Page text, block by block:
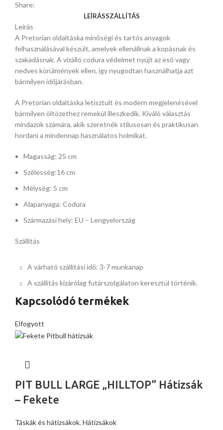
Share:
LEÍRÁSSZÁLLÍTÁS
Leírás
A Pretorian oldaltáska minőségi és tartós anyagok
felhasználásával készült, amelyek ellenállnak a kopásnak és
szakadásnak. A vízálló codura védelmet nyújt az eső vagy
nedves körülmények ellen, így nyugodtan használhatja azt
bármilyen időjárásban.
A Pretorian oldaltáska letisztult és modern megjelenésével
bármilyen öltözethez remekül illeszkedik. Kiváló választás
mindazok számára, akik szeretnék stílusosan és praktikusan
hordani a mindennap használatos holmikat.
Magasság: 25 cm
Szélesség:16 cm
Mélység: 5 cm
Alapanyaga: Codura
Származási hely: EU – Lengyelország
Szállítás
A várható szállítási idő: 3-7 munkanap
A szállítás kizárólag futárszolgálaton keresztül történik.
Kapcsolódó termékek
Elfogyott
PIT BULL LARGE „HILLTOP” Hátizsák
– Fekete
Táskák és hátizsákok, Hátizsákok